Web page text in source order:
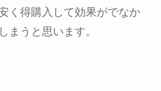
く得購入して効果がでなか
まうと思います。